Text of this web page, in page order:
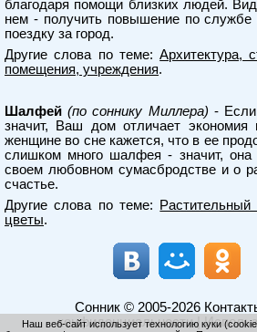
благодаря помощи близких людей.
нем - получить повышение по службе
поездку за город.
Другие слова по теме:Архитектура,
помещения, учреждения.
Шалфей (по соннику Миллера) -
значит, Ваш дом отличает экономия
женщине во сне кажется, что в ее
слишком много шалфея - значит, она
своем любовном сумасбродстве и о
счастье.
Другие слова по теме:
Растительный
цветы.
Сонник© 2005-2026
конфиденциальности|
Наш веб-сайт использует технологию куки